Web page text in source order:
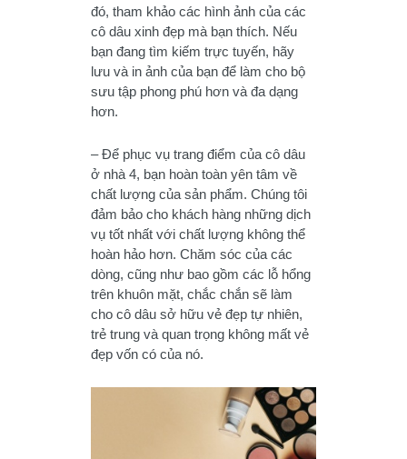
đó, tham khảo các hình ảnh của các
cô dâu xinh đẹp mà bạn thích. Nếu
bạn đang tìm kiếm trực tuyến, hãy
lưu và in ảnh của bạn để làm cho bộ
sưu tập phong phú hơn và đa dạng
hơn.
– Để phục vụ trang điểm của cô dâu
ở nhà 4, bạn hoàn toàn yên tâm về
chất lượng của sản phẩm. Chúng tôi
đảm bảo cho khách hàng những dịch
vụ tốt nhất với chất lượng không thể
hoàn hảo hơn. Chăm sóc của các
dòng, cũng như bao gồm các lỗ hổng
trên khuôn mặt, chắc chắn sẽ làm
cho cô dâu sở hữu vẻ đẹp tự nhiên,
trẻ trung và quan trọng không mất vẻ
đẹp vốn có của nó.